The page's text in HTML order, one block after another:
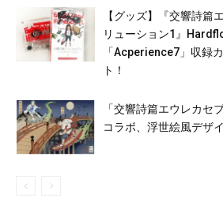
【グッズ】『交響詩篇
リューション1』
「Acperience7」収録
ト！
「交響詩篇エウレカセ
コラボ、浮世絵風デザ